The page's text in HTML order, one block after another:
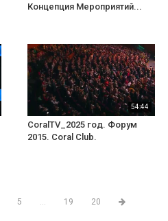
Концепция Мероприятий...
54:44
CoralTV_2025 год. Форум
2015. Coral Club.
5 ... 19 20